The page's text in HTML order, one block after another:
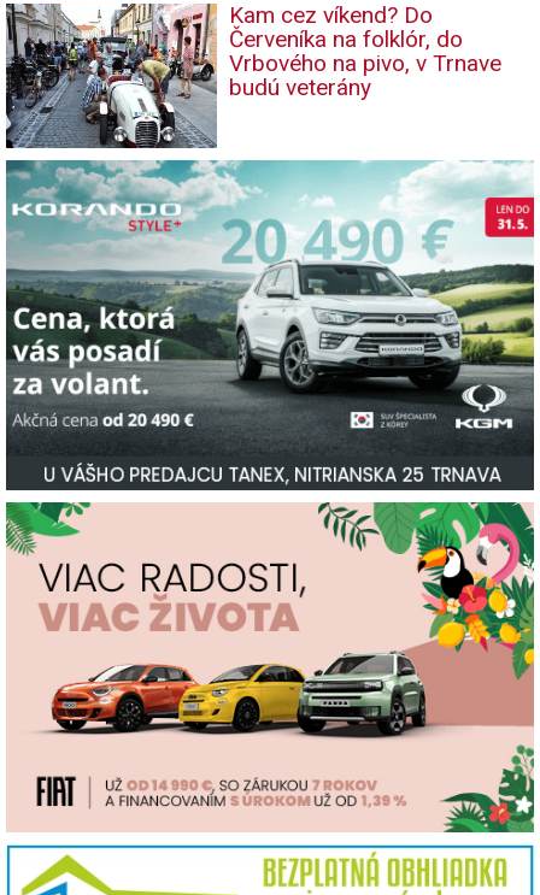
Kam cez víkend? Do
Červeníka na folklór, do
Vrbového na pivo, v Trnave
budú veterány